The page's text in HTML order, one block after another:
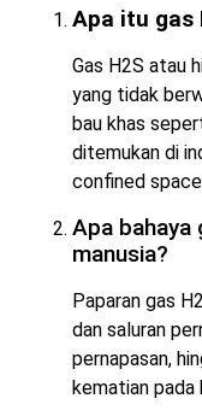
Apa itu gas
Gas H2S atau
yang tidak
bau khas
ditemukan di
confined
Apa bahaya
manusia?
Paparan gas
dan saluran
pernapasan,
kematian pada